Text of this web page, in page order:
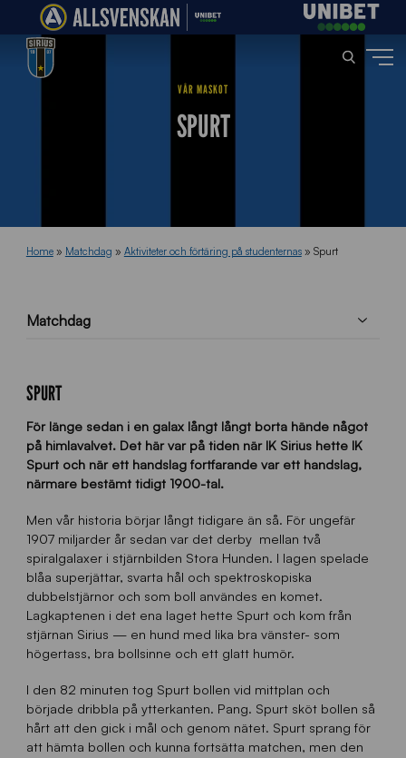
VÅR MASKOT
SPURT
Home» Matchdag » Aktiviteter och förtäring på studenternas» Spurt
Matchdag
SPURT
För länge sedan i en galax långt långt borta hände något
på himlavalvet. Det här var på tiden när IK Sirius hette IK
Spurt och när ett handslag fortfarande var ett handslag,
närmare bestämt tidigt 1900-tal.
Men vår historia börjar långt tidigare än så. För ungefär
1907 miljarder år sedan var det derby mellan två
spiralgalaxer i stjärnbilden Stora Hunden. I lagen spelade
blåa superjättar, svarta hål och spektroskopiska
dubbelstjärnor och som boll användes en komet.
Lagkaptenen i det ena laget hette Spurt och kom från
stjärnan Sirius — en hund med lika bra vänster- som
högertass, bra bollsinne och ett glatt humör.
I den 82 minuten tog Spurt bollen vid mittplan och
började dribbla på ytterkanten. Pang. Spurt sköt bollen så
hårt att den gick i mål och genom nätet. Spurt sprang för
att hämta bollen och kunna fortsätta matchen, men den